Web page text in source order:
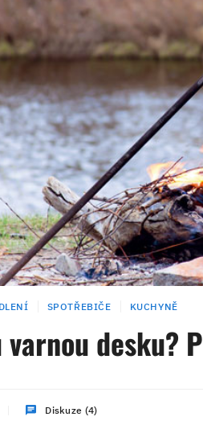
SPOTŘEBIČE KUCHYNĚ
varnou desku?
Diskuze (4)